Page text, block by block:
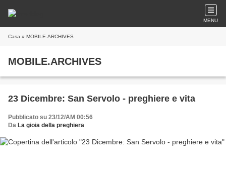
MENU
Casa » MOBILE.ARCHIVES
MOBILE.ARCHIVES
23 Dicembre: San Servolo - preghiere e vita
Pubblicato su 23/12/AM 00:56
Da La gioia della preghiera